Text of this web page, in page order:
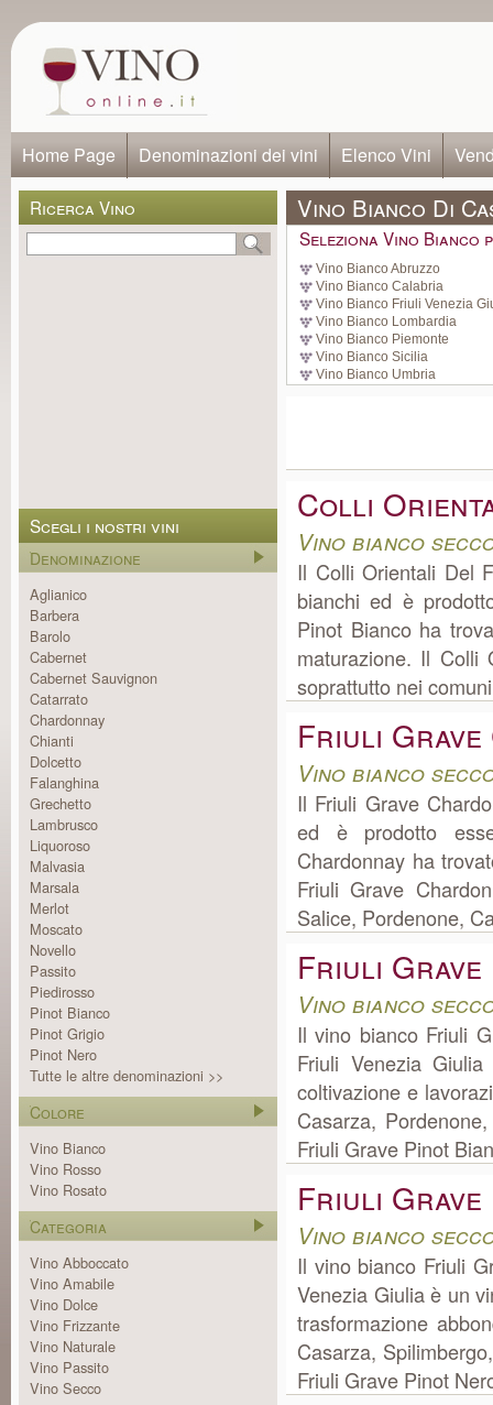
Home Page Denominazioni dei vini Elenco Vini
Ricerca Vino
Scegli i nostri vini
Denominazione
Aglianico
Barbera
Barolo
Cabernet
Cabernet Sauvignon
Catarrato
Chardonnay
Chianti
Dolcetto
Falanghina
Grechetto
Lambrusco
Liquoroso
Malvasia
Marsala
Merlot
Moscato
Novello
Passito
Piedirosso
Pinot Bianco
Pinot Grigio
Pinot Nero
Tutte le altre denominazioni >>
Colore
Vino Bianco
Vino Rosso
Vino Rosato
Categoria
Vino Abboccato
Vino Amabile
Vino Dolce
Vino Frizzante
Vino Naturale
Vino Passito
Vino Secco
Vino Bianco Di
Seleziona Vino Bianco
Vino Bianco Abruzzo
Vino Bianco Calabria
Vino Bianco Friuli Venezia
Vino Bianco Lombardia
Vino Bianco Piemonte
Vino Bianco Sicilia
Vino Bianco Umbria
Colli
Vino bianco
Il Colli Orientali Del
bianchi ed è
Pinot Bianco ha
maturazione. Il Colli
soprattutto nei
Friuli Grave
Vino bianco
Il Friuli Grave
ed è prodotto
Chardonnay ha
Friuli Grave
Salice, Pordenone,
Friuli Grave
Vino bianco
Il vino bianco Friuli
Friuli Venezia
coltivazione e
Casarza,
Friuli Grave Pinot
Friuli Grave
Vino bianco
Il vino bianco Friuli
Venezia Giulia è un
trasformazione
Casarza,
Friuli Grave Pinot